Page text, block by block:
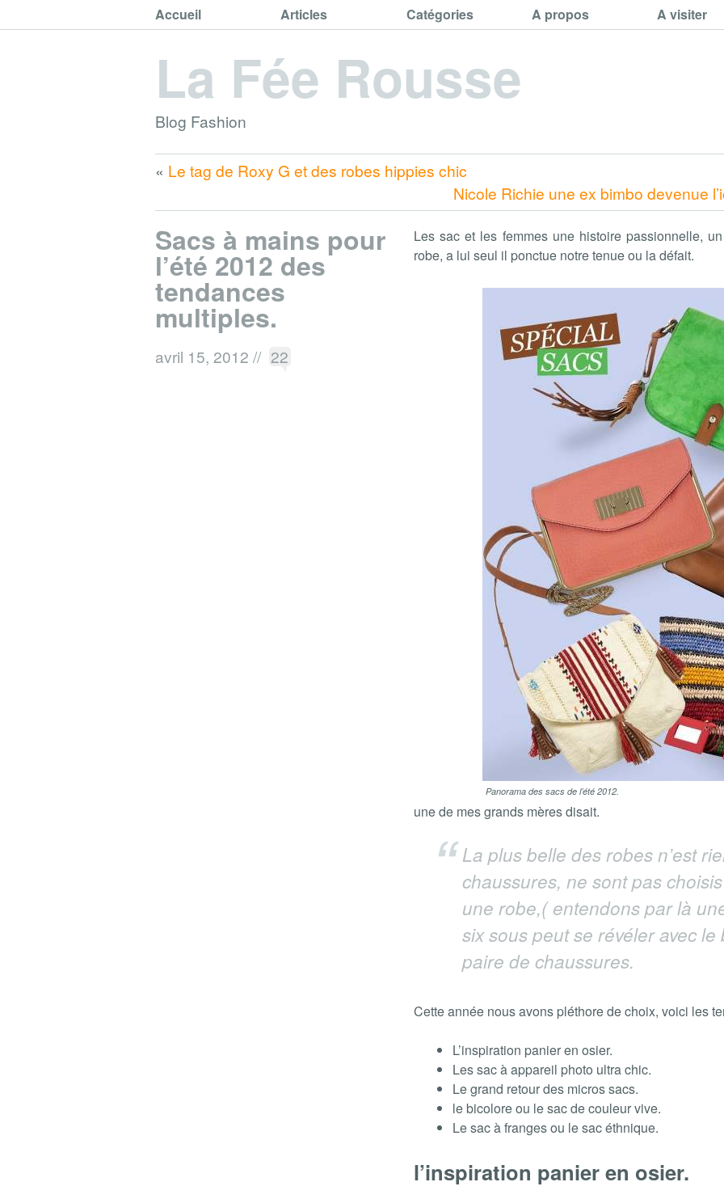
Accueil Articles Catégories A propos A visiter
La Fée Rousse
Blog Fashion
« Le tag de Roxy G et des robes hippies chic
Nicole Richie une ex bimbo devenue
Sacs à mains pour
l’été 2012 des
tendances
multiples.
avril 15, 2012 // 22
Les sac et les femmes une histoire passionnelle,
robe, a lui seul il ponctue notre tenue ou la défait.
Panorama des sacs de l’été 2012.
une de mes grands mères disait.
La plus belle des robes n’est
chaussures, ne sont pas
une robe,( entendons par là
six sous peut se révéler avec
paire de chaussures.
Cette année nous avons pléthore de choix, voici les
L’inspiration panier en osier.
Les sac à appareil photo ultra chic.
Le grand retour des micros sacs.
le bicolore ou le sac de couleur vive.
Le sac à franges ou le sac éthnique.
l’inspiration panier en osier.